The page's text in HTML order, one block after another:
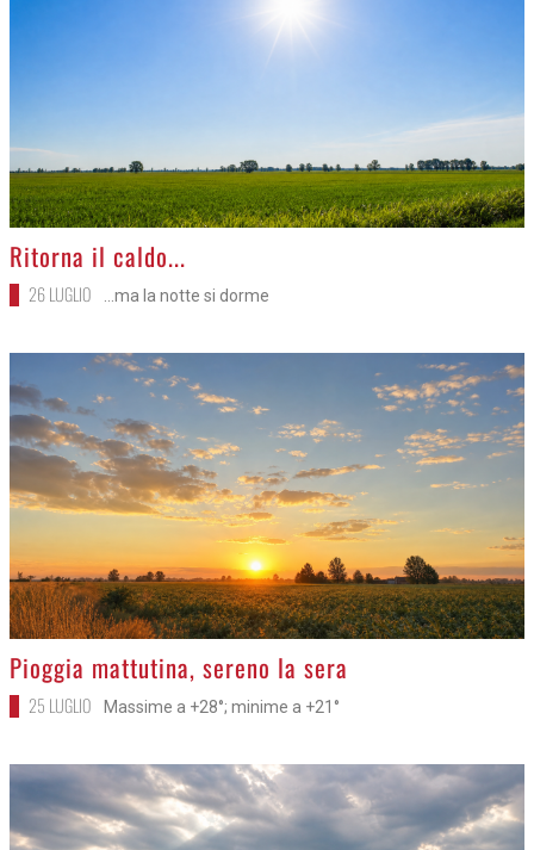
>
Ritorna il caldo...
26 LUGLIO ...ma la notte si dorme
>
Pioggia mattutina, sereno la sera
25 LUGLIO Massime a +28°; minime a +21°